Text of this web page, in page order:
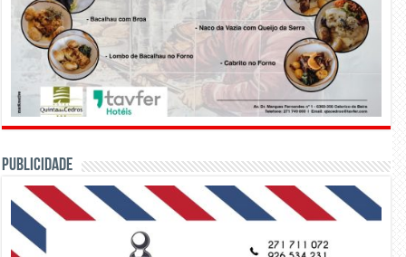
PUBLICIDADE